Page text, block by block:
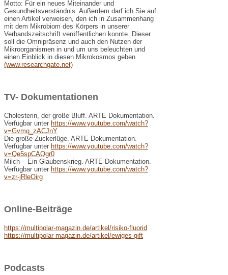
Motto: Für ein neues Miteinander und
Gesundheitsverständnis. Außerdem darf ich Sie auf
einen Artikel verweisen, den ich in Zusammenhang
mit dem Mikrobiom des Körpers in unserer
Verbandszeitschrift veröffentlichen konnte. Dieser
soll die Omnipräsenz und auch den Nutzen der
Mikroorganismen in und um uns beleuchten und
einen Einblick in diesen Mikrokosmos geben
(www.researchgate.net)
TV- Dokumentationen
Cholesterin, der große Bluff. ARTE Dokumentation.
Verfügbar unter https://www.youtube.com/watch?
v=Gvmq_zACJnY
Die große Zuckerlüge. ARTE Dokumentation.
Verfügbar unter https://www.youtube.com/watch?
v=Qe5spCAQgr0
Milch – Ein Glaubenskrieg. ARTE Dokumentation.
Verfügbar unter https://www.youtube.com/watch?
v=zr-jRleOirg
Online-Beiträge
https://multipolar-magazin.de/artikel/risiko-fluorid
https://multipolar-magazin.de/artikel/ewiges-gift
Podcasts